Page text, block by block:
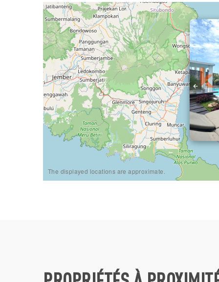
The displayed locations are approximate.